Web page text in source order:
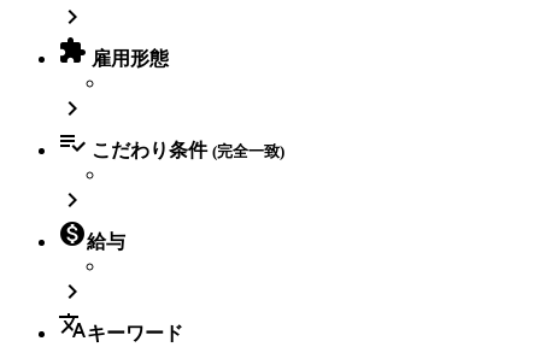

 雇用形態

 こだわり条件 (完全一致)

給与

translateキーワード